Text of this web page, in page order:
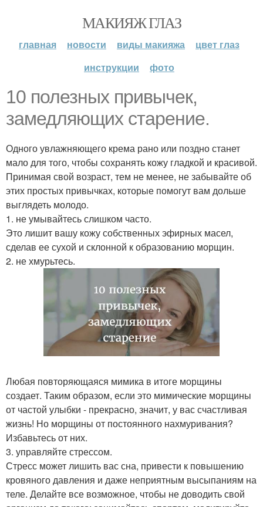
МАКИЯЖ ГЛАЗ
главная новости виды макияжа
цвет глаз
инструкции
фото
10 полезных привычек,
замедляющих старение.
Одного увлажняющего крема рано или поздно станет
мало для того, чтобы сохранять кожу гладкой и красивой.
Принимая свой возраст, тем не менее, не забывайте об
этих простых привычках, которые помогут вам дольше
выглядеть молодо.
1. не умывайтесь слишком часто.
Это лишит вашу кожу собственных эфирных масел,
сделав ее сухой и склонной к образованию морщин.
2. не хмурьтесь.
Любая повторяющаяся мимика в итоге морщины
создает. Таким образом, если это мимические морщины
от частой улыбки - прекрасно, значит, у вас счастливая
жизнь! Но морщины от постоянного нахмуривания?
Избавьтесь от них.
3. управляйте стрессом.
Стресс может лишить вас сна, привести к повышению
кровяного давления и даже неприятным высыпаниям на
теле. Делайте все возможное, чтобы не доводить свой